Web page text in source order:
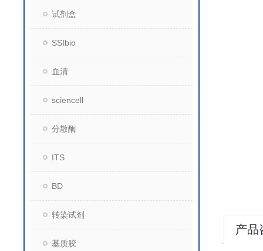
试剂盒
SSIbio
血清
sciencell
分散酶
ITS
BD
转染试剂
基质胶
产品